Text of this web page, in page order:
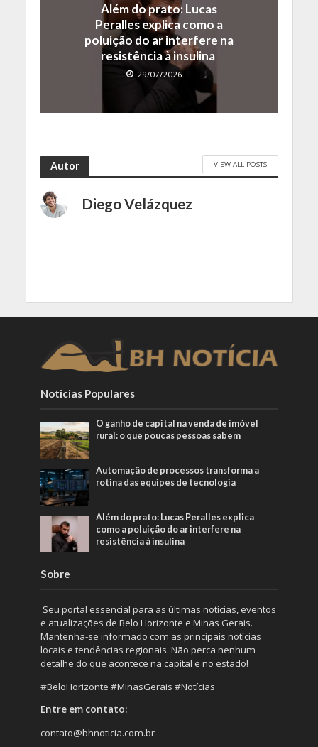
Além do prato: Lucas
Peralles explica como a
poluição do ar interfere na
resistência à insulina
29/07/2026
Autor VIEW ALL POSTS
Diego Velázquez
Noticias Populares
O ganho de capital na venda de imóvel
rural: o que poucas pessoas sabem
Automação de processos transforma a
rotina das equipes de tecnologia
Além do prato: Lucas Peralles explica
como a poluição do ar interfere na
resistência à insulina
Sobre
Seu portal essencial para as últimas notícias, eventos
e atualizações de Belo Horizonte e Minas Gerais.
Mantenha-se informado com as principais notícias
locais e tendências regionais. Não perca nenhum
detalhe do que acontece na capital e no estado!
#BeloHorizonte #MinasGerais #Notícias
Entre em contato:
contato@bhnoticia.com.br